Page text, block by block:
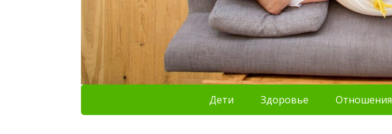
Дети Здоровье Отношения